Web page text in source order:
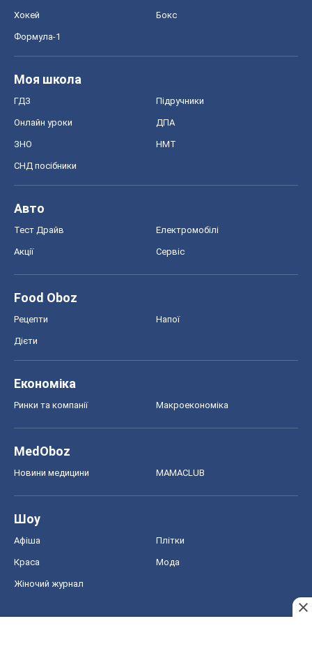
Хокей Бокс
Формула-1
Моя школа
ГДЗ Підручники
Онлайн уроки ДПА
ЗНО НМТ
СНД посібники
Авто
Тест Драйв Електромобілі
Акції Сервіс
Food Oboz
Рецепти Напої
Дієти
Економіка
Ринки та компанії Макроекономіка
MedOboz
Новини медицини MAMACLUB
Шоу
Афіша Плітки
Краса Мода
Жіночий журнал